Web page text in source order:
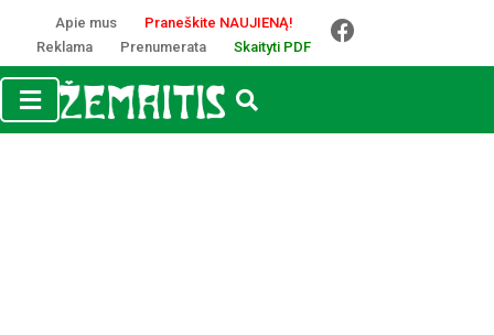
Apie mus
Praneškite NAUJIENĄ!
Reklama
Prenumerata Skaityti PDF